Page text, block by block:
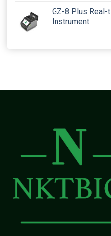
GZ-8 Plus Real-
Instrument